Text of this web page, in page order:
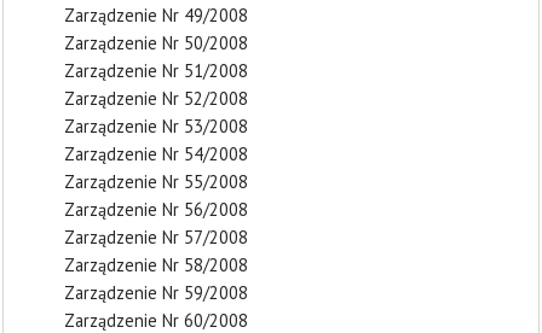
Zarządzenie Nr 49/2008
Zarządzenie Nr 50/2008
Zarządzenie Nr 51/2008
Zarządzenie Nr 52/2008
Zarządzenie Nr 53/2008
Zarządzenie Nr 54/2008
Zarządzenie Nr 55/2008
Zarządzenie Nr 56/2008
Zarządzenie Nr 57/2008
Zarządzenie Nr 58/2008
Zarządzenie Nr 59/2008
Zarządzenie Nr 60/2008